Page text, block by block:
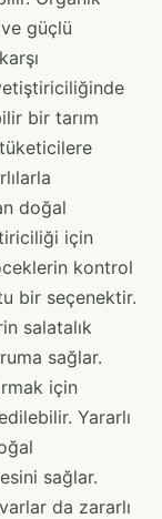
güçlü
yetiştiriciliğinde
bir tarım
doğal
için
kontrol
bir seçenektir.
salatalık
sağlar.
için
Yararlı
sağlar.
da zararlı